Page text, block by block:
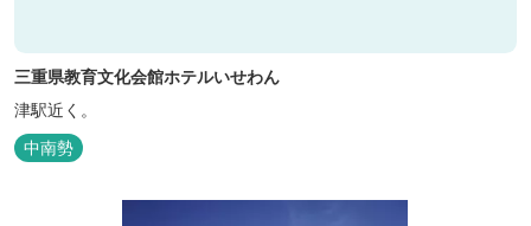
三重県教育文化会館ホテルいせわん
津駅近く。
中南勢